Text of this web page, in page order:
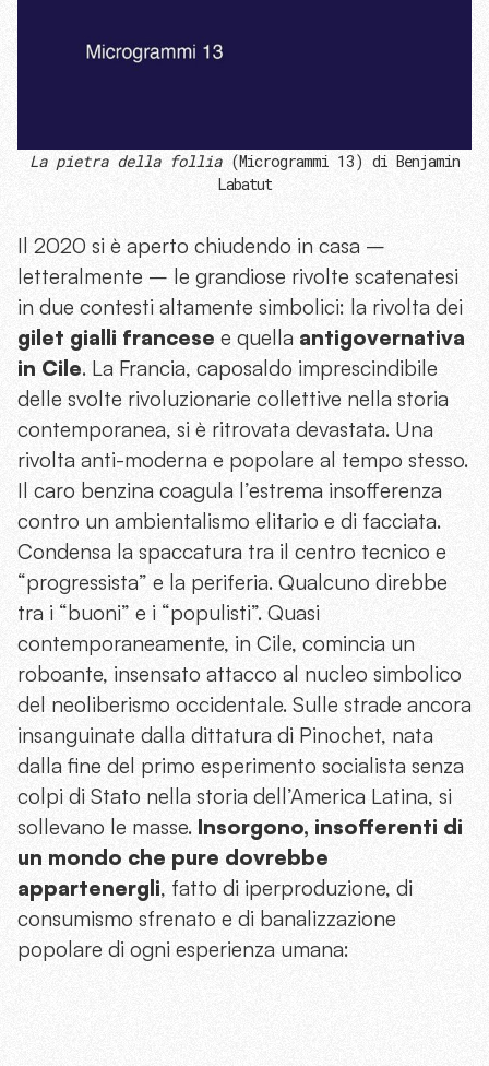
La pietra della follia (Microgrammi 13) di Benjamin
Labatut
Il 2020 si è aperto chiudendo in casa –
letteralmente – le grandiose rivolte scatenatesi
in due contesti altamente simbolici: la rivolta dei
gilet gialli francese e quella antigovernativa
in Cile. La Francia, caposaldo imprescindibile
delle svolte rivoluzionarie collettive nella storia
contemporanea, si è ritrovata devastata. Una
rivolta anti-moderna e popolare al tempo stesso.
Il caro benzina coagula l’estrema insofferenza
contro un ambientalismo elitario e di facciata.
Condensa la spaccatura tra il centro tecnico e
“progressista” e la periferia. Qualcuno direbbe
tra i “buoni” e i “populisti”. Quasi
contemporaneamente, in Cile, comincia un
roboante, insensato attacco al nucleo simbolico
del neoliberismo occidentale. Sulle strade ancora
insanguinate dalla dittatura di Pinochet, nata
dalla fine del primo esperimento socialista senza
colpi di Stato nella storia dell’America Latina, si
sollevano le masse. Insorgono, insofferenti di
un mondo che pure dovrebbe
appartenergli, fatto di iperproduzione, di
consumismo sfrenato e di banalizzazione
popolare di ogni esperienza umana: